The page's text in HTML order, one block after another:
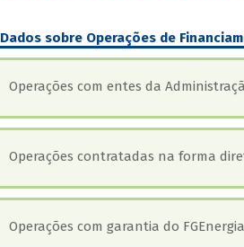
Dados sobre Operações de
Operações com entes da
Operações contratadas na forma
Operações com garantia do